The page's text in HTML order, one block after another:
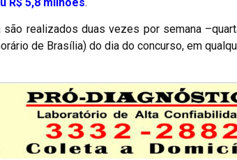
realizados duas vezes por semana
de Brasília) do dia do concurso, em